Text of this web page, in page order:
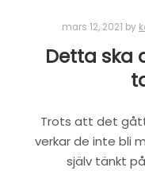
mars 12, 2021 by
Detta ska
Trots att det
verkar de inte bli
själv tänkt